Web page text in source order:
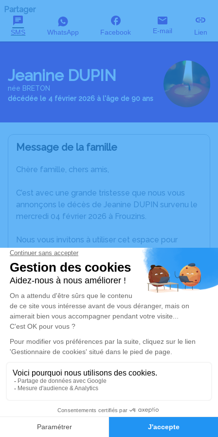
Faire-part Hommages
Partager
SMS WhatsApp Facebook E-mail Lien
Jeanine DUPIN
née BRETON
décédée le 4 février 2026 à l'âge de 90 ans
Message de la famille
Chère famille, chers amis,
C’est avec une grande tristesse que nous vous
annonçons le décès de Jeanine DUPIN survenu le
mercredi 04 février 2026 à Frouzins.
Nous vous invitons à utiliser cet espace pour
laisser vos condoléances, partager des photos
souvenirs, une anecdote ou exprimer vos pensées
à travers des poèmes ou des textes. Cet endroit
est un lieu d'expression dédié à honorer la
mémoire de Jeanine DUPIN.
Un service de plantation d’arbre hommage est
disponible ici
Cérémonie religieuse
Chapelle Notre Dames des Champs de
Cugnaux